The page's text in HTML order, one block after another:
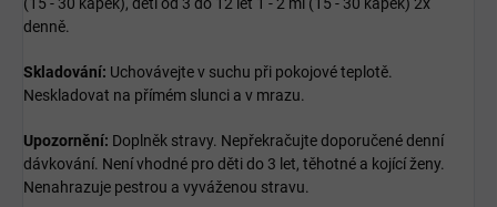
denně.
Skladování: Uchovávejte v suchu při pokojové teplotě.
Neskladovat na přímém slunci a v mrazu.
Upozornění: Doplněk stravy. Nepřekračujte doporučené denní
dávkování. Není vhodné pro děti do 3 let, těhotné a kojící ženy.
Nenahrazuje pestrou a vyváženou stravu.